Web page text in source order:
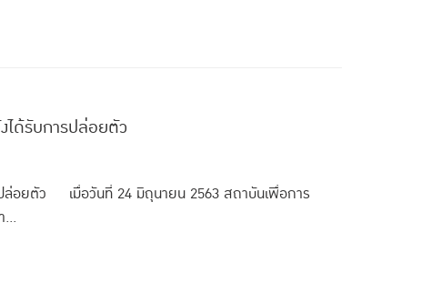
ได้รับการปล่อยตัว
ล่อยตัว เมื่อวันที่ 24 มิถุนายน 2563 สถาบันเพื่อการ